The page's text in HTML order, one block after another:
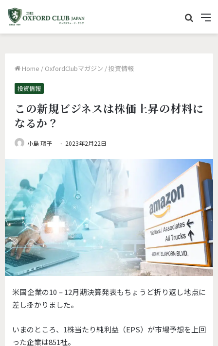
M
e
イ
索
Home / OxfordClubマガジン /投資情報
投資情報
この新規ビジネスは株価上昇の材料に
なるか？
小島 璃子 2023年2月22日
米国企業の10 – 12月期決算発表もちょうど折り返し地点に
差し掛かりました。
いまのところ、1株当たり純利益（EPS）が市場予想を上回
った企業は851社。